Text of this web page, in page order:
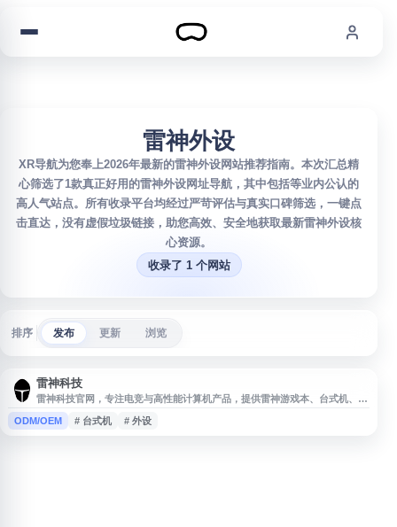
雷神外设
XR导航为您奉上2026年最新的雷神外设网站推荐指南。本次汇总精
心筛选了1款真正好用的雷神外设网址导航，其中包括等业内公认的
高人气站点。所有收录平台均经过严苛评估与真实口碑筛选，一键点
击直达，没有虚假垃圾链接，助您高效、安全地获取最新雷神外设核
心资源。
收录了 1 个网站
排序 发布 更新 浏览
雷神科技
雷神科技官网，专注电竞与高性能计算机产品，提供雷神游戏本、台式机、显
示器及外设等一站式选购服务。品牌涵盖搭载英特尔酷睿处理器和英伟达显卡
的电脑设备，并提供售前售后支持及线下体验店信息查询。
ODM/OEM # 台式机 # 外设